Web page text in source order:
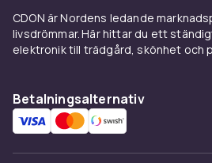
CDON är Nordens ledande
livsdrömmar. Här hittar du ett
elektronik till trädgård, skönhet och
Betalningsalternativ